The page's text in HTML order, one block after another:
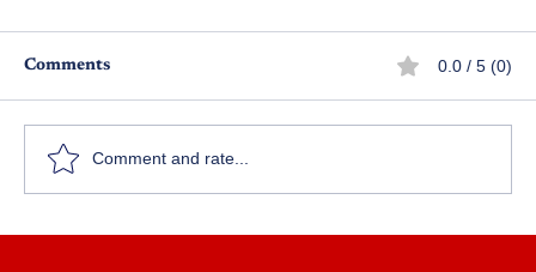
Comments 0.0 / 5 (0)
Comment and rate...